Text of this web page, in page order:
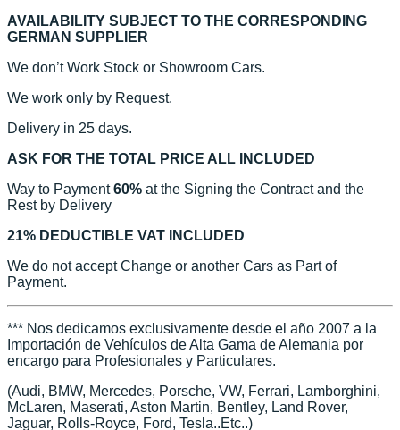
AVAILABILITY SUBJECT TO THE CORRESPONDING
GERMAN SUPPLIER
We don’t Work Stock or Showroom Cars.
We work only by Request.
Delivery in 25 days.
ASK FOR THE TOTAL PRICE ALL INCLUDED
Way to Payment60% at the Signing the Contract and the
Rest by Delivery
21% DEDUCTIBLE VAT INCLUDED
We do not accept Change or another Cars as Part of
Payment.
*** Nos dedicamos exclusivamente desde el año 2007 a la
Importación de Vehículos de Alta Gama de Alemania por
encargo para Profesionales y Particulares.
(Audi, BMW, Mercedes, Porsche, VW, Ferrari, Lamborghini,
McLaren, Maserati, Aston Martin, Bentley, Land Rover,
Jaguar, Rolls-Royce, Ford, Tesla..Etc..)